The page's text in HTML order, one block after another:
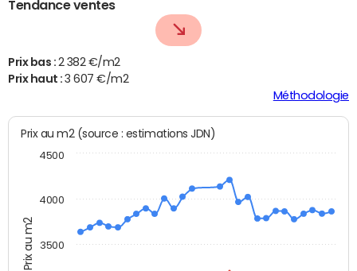
Tendance ventes
Prix bas : 2 382 €/m2
Prix haut :3 607 €/m2
Méthodologie
Prix au m2
Prix au m2 (source : estimations JDN)
3500
4000
4500